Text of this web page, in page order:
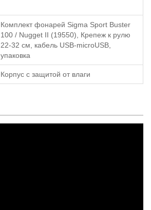
Комплект фонарей Sigma Sport Buster
100 / Nugget II (19550), Крепеж к рулю
22-32 см, кабель USB-microUSB,
упаковка
Корпус с защитой от влаги